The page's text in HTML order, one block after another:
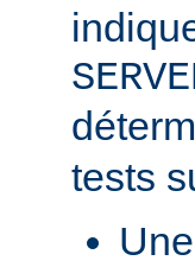
tests